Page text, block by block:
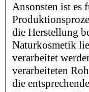
Ansonsten ist es
die Herstellung
Naturkosmetik
verarbeitet
verarbeiteten
die